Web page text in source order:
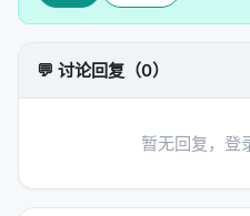
💬 讨论回复（0）
暂无回复，登